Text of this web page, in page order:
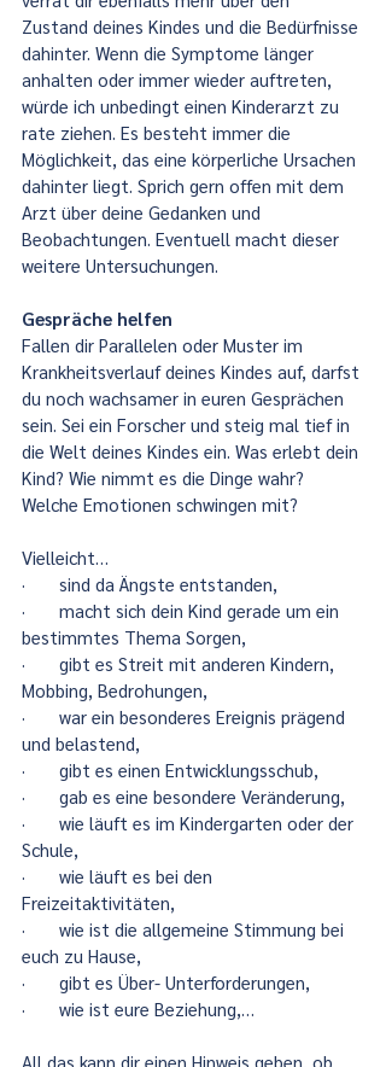
Zustand deines Kindes und die Bedürfnisse
dahinter. Wenn die Symptome länger
anhalten oder immer wieder auftreten,
würde ich unbedingt einen Kinderarzt zu
rate ziehen. Es besteht immer die
Möglichkeit, das eine körperliche Ursachen
dahinter liegt. Sprich gern offen mit dem
Arzt über deine Gedanken und
Beobachtungen. Eventuell macht dieser
weitere Untersuchungen.
Gespräche helfen
Fallen dir Parallelen oder Muster im
Krankheitsverlauf deines Kindes auf, darfst
du noch wachsamer in euren Gesprächen
sein. Sei ein Forscher und steig mal tief in
die Welt deines Kindes ein. Was erlebt dein
Kind? Wie nimmt es die Dinge wahr?
Welche Emotionen schwingen mit?
Vielleicht…
·       sind da Ängste entstanden,
·       macht sich dein Kind gerade um ein
bestimmtes Thema Sorgen,
·       gibt es Streit mit anderen Kindern,
Mobbing, Bedrohungen,
·       war ein besonderes Ereignis prägend
und belastend,
·       gibt es einen Entwicklungsschub,
·       gab es eine besondere Veränderung,
·       wie läuft es im Kindergarten oder der
Schule,
·       wie läuft es bei den
Freizeitaktivitäten,
·       wie ist die allgemeine Stimmung bei
euch zu Hause,
·       gibt es Über- Unterforderungen,
·       wie ist eure Beziehung,…
All das kann dir einen Hinweis geben, ob